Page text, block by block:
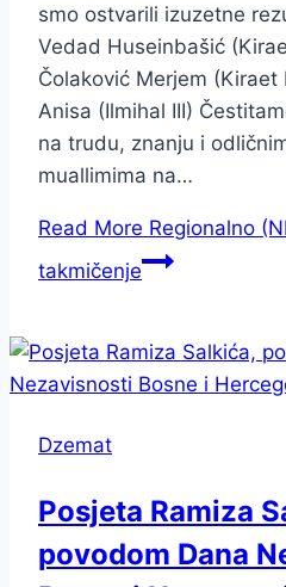
smo ostvarili izuzetne
Vedad Huseinbašić
Čolaković Merjem (Kiraet
Anisa (Ilmihal III)
na trudu, znanju i
muallimima na…
Read More Regionalno
takmičenje
Dzemat
Posjeta Ramiza
povodom Dana